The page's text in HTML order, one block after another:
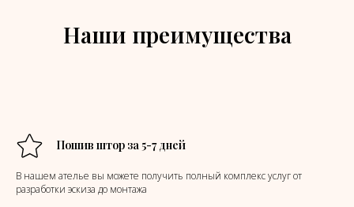
Наши преимущества
Пошив штор за 5-7 дней
В нашем ателье вы можете получить полный комплекс услуг от
разработки эскиза до монтажа